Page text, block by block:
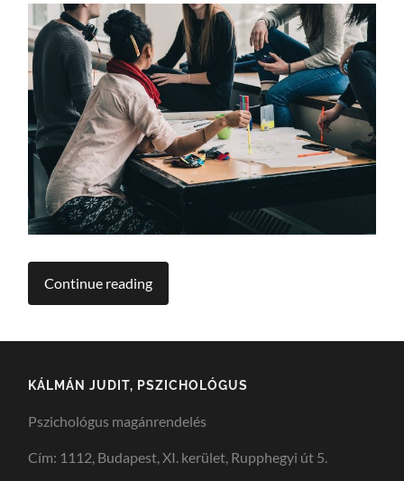
Continue reading
KÁLMÁN JUDIT, PSZICHOLÓGUS
Pszichológus magánrendelés
Cím: 1112, Budapest, XI. kerület, Rupphegyi út 5.